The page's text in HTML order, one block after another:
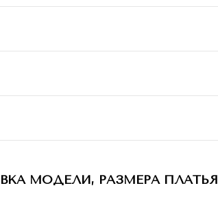
МОДЕЛИ, РАЗМЕРА ПЛАТЬЯ